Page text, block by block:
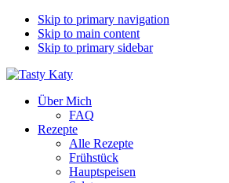
Skip to primary navigation
Skip to main content
Skip to primary sidebar
Über Mich
FAQ
Rezepte
Alle Rezepte
Frühstück
Hauptspeisen